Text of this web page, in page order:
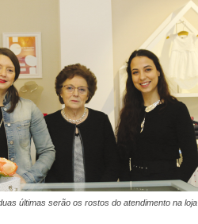
últimas serão os rostos do atendimento na loja